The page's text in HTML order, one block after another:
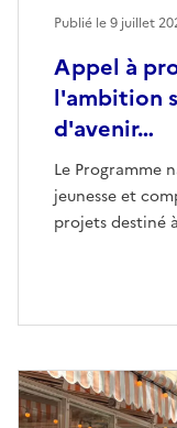
Appel à
l'ambition
d'avenir…
Le Programme
jeunesse et
projets destiné
Publié le9 juillet